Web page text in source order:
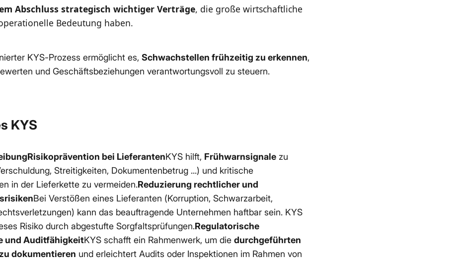
Abschluss strategisch wichtiger Verträge, die große wirtschaftliche
Bedeutung haben.
KYS-Prozess ermöglicht es, Schwachstellen frühzeitig zu erkennen,
und Geschäftsbeziehungen verantwortungsvoll zu steuern.
KYS
bei LieferantenKYS hilft, Frühwarnsignale zu
Streitigkeiten, Dokumentenbetrug ...) und kritische
in der Lieferkette zu vermeiden.Reduzierung rechtlicher und
Bei Verstößen eines Lieferanten (Korruption, Schwarzarbeit,
kann das beauftragende Unternehmen haftbar sein. KYS
Risiko durch abgestufte Sorgfaltsprüfungen.Regulatorische
und AuditfähigkeitKYS schafft ein Rahmenwerk, um die durchgeführten
dokumentieren und erleichtert Audits oder Inspektionen im Rahmen von